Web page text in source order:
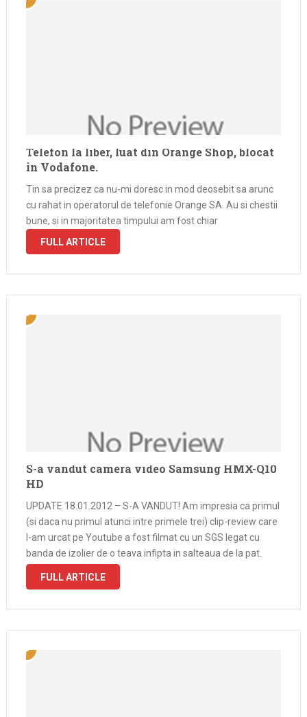
Telefon la liber, luat din Orange Shop, blocat
in Vodafone.
Tin sa precizez ca nu-mi doresc in mod deosebit sa arunc
cu rahat in operatorul de telefonie Orange SA. Au si chestii
bune, si in majoritatea timpului am fost chiar
FULL ARTICLE
S-a vandut camera video Samsung HMX-Q10
HD
UPDATE 18.01.2012 – S-A VANDUT! Am impresia ca primul
(si daca nu primul atunci intre primele trei) clip-review care
l-am urcat pe Youtube a fost filmat cu un SGS legat cu
banda de izolier de o teava infipta in salteaua de la pat.
Hardcore, nu? Nu. …
FULL ARTICLE